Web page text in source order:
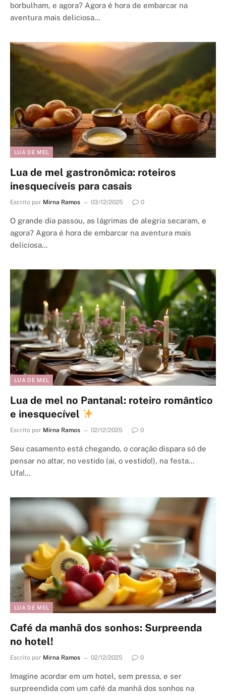
borbulham, e agora? Agora é hora de embarcar na
aventura mais deliciosa…
LUA DE MEL
Lua de mel gastronômica: roteiros
inesquecíveis para casais
Escrito por Mirna Ramos 03/12/2025 0
O grande dia passou, as lágrimas de alegria secaram, e
agora? Agora é hora de embarcar na aventura mais
deliciosa…
LUA DE MEL
Lua de mel no Pantanal: roteiro romântico
e inesquecível
Escrito por Mirna Ramos 02/12/2025 0
Seu casamento está chegando, o coração dispara só de
pensar no altar, no vestido (ai, o vestido!), na festa…
Ufa!…
LUA DE MEL
Café da manhã dos sonhos: Surpreenda
no hotel!
Escrito por Mirna Ramos 02/12/2025 0
Imagine acordar em um hotel, sem pressa, e ser
surpreendida com um café da manhã dos sonhos na